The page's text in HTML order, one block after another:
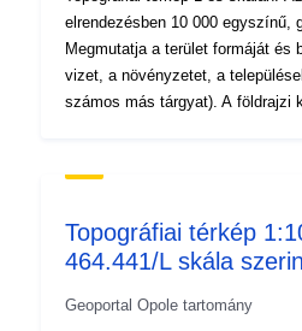
következőnek::
Eredet:
Dane
Azonosítók: brak
e35b-
elrendezésben 10 000 egyszínű,
Megmutatja a terület formáját és
vizet, a növényzetet, a
számos más tárgyat). A földrajzi
Topográfiai térkép
464.441/L skála
Geoportal Opole tartomány